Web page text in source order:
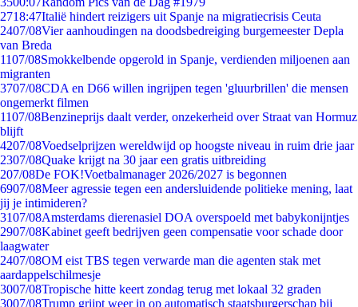
2718:47Italië hindert reizigers uit Spanje na migratiecrisis Ceuta
2407/08Vier aanhoudingen na doodsbedreiging burgemeester Depla
van Breda
1107/08Smokkelbende opgerold in Spanje, verdienden miljoenen aan
migranten
3707/08CDA en D66 willen ingrijpen tegen 'gluurbrillen' die mensen
ongemerkt filmen
1107/08Benzineprijs daalt verder, onzekerheid over Straat van Hormuz
blijft
4207/08Voedselprijzen wereldwijd op hoogste niveau in ruim drie jaar
2307/08Quake krijgt na 30 jaar een gratis uitbreiding
207/08De FOK!Voetbalmanager 2026/2027 is begonnen
6907/08Meer agressie tegen een andersluidende politieke mening, laat
jij je intimideren?
3107/08Amsterdams dierenasiel DOA overspoeld met babykonijntjes
2907/08Kabinet geeft bedrijven geen compensatie voor schade door
laagwater
2407/08OM eist TBS tegen verwarde man die agenten stak met
aardappelschilmesje
3007/08Tropische hitte keert zondag terug met lokaal 32 graden
3007/08Trump grijpt weer in op automatisch staatsburgerschap bij